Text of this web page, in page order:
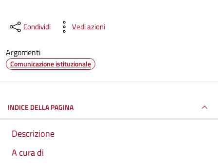
Condividi Vedi azioni
Argomenti
Comunicazione istituzionale
INDICE DELLA PAGINA
Descrizione
A cura di